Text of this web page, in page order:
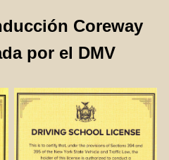
Coreway
por el DMV